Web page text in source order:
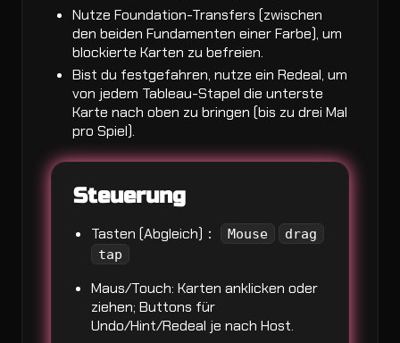
Nutze Foundation-Transfers (zwischen
den beiden Fundamenten einer Farbe), um
blockierte Karten zu befreien.
Bist du festgefahren, nutze ein Redeal, um
von jedem Tableau-Stapel die unterste
Karte nach oben zu bringen (bis zu drei Mal
pro Spiel).
Steuerung
Tasten (Abgleich)： Mouse
drag
tap
Maus/Touch: Karten anklicken oder
ziehen; Buttons für
Undo/Hint/Redeal je nach Host.